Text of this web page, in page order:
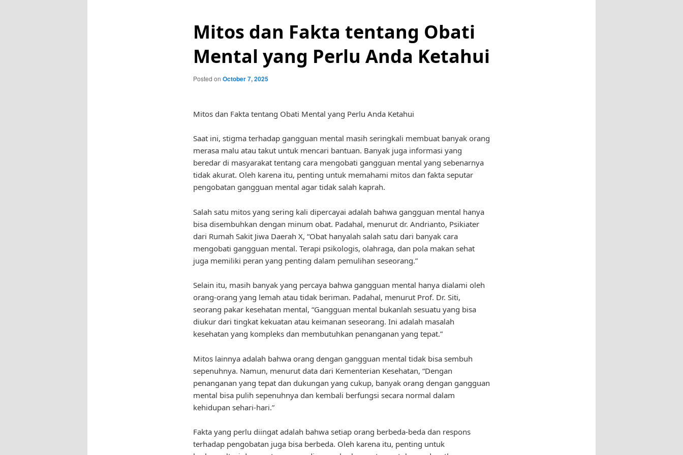
Mitos dan Fakta tentang Obati
Mental yang Perlu Anda Ketahui
Posted on October 7, 2025
Mitos dan Fakta tentang Obati Mental yang Perlu Anda Ketahui
Saat ini, stigma terhadap gangguan mental masih seringkali membuat banyak orang
merasa malu atau takut untuk mencari bantuan. Banyak juga informasi yang
beredar di masyarakat tentang cara mengobati gangguan mental yang sebenarnya
tidak akurat. Oleh karena itu, penting untuk memahami mitos dan fakta seputar
pengobatan gangguan mental agar tidak salah kaprah.
Salah satu mitos yang sering kali dipercayai adalah bahwa gangguan mental hanya
bisa disembuhkan dengan minum obat. Padahal, menurut dr. Andrianto, Psikiater
dari Rumah Sakit Jiwa Daerah X, “Obat hanyalah salah satu dari banyak cara
mengobati gangguan mental. Terapi psikologis, olahraga, dan pola makan sehat
juga memiliki peran yang penting dalam pemulihan seseorang.”
Selain itu, masih banyak yang percaya bahwa gangguan mental hanya dialami oleh
orang-orang yang lemah atau tidak beriman. Padahal, menurut Prof. Dr. Siti,
seorang pakar kesehatan mental, “Gangguan mental bukanlah sesuatu yang bisa
diukur dari tingkat kekuatan atau keimanan seseorang. Ini adalah masalah
kesehatan yang kompleks dan membutuhkan penanganan yang tepat.”
Mitos lainnya adalah bahwa orang dengan gangguan mental tidak bisa sembuh
sepenuhnya. Namun, menurut data dari Kementerian Kesehatan, “Dengan
penanganan yang tepat dan dukungan yang cukup, banyak orang dengan gangguan
mental bisa pulih sepenuhnya dan kembali berfungsi secara normal dalam
kehidupan sehari-hari.”
Fakta yang perlu diingat adalah bahwa setiap orang berbeda-beda dan respons
terhadap pengobatan juga bisa berbeda. Oleh karena itu, penting untuk